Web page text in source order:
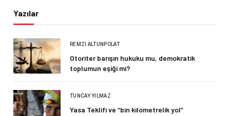
Yazılar
REMZI ALTUNPOLAT
Otoriter barışın hukuku mu, demokratik
toplumun eşiği mi?
TUNCAY YILMAZ
Yasa Teklifi ve “bin kilometrelik yol”